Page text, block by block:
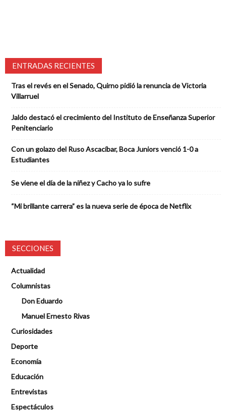
ENTRADAS RECIENTES
Tras el revés en el Senado, Quirno pidió la renuncia de Victoria
Villarruel
Jaldo destacó el crecimiento del Instituto de Enseñanza Superior
Penitenciario
Con un golazo del Ruso Ascacíbar, Boca Juniors venció 1-0 a
Estudiantes
Se viene el día de la niñez y Cacho ya lo sufre
“Mi brillante carrera” es la nueva serie de época de Netflix
SECCIONES
Actualidad
Columnistas
Don Eduardo
Manuel Ernesto Rivas
Curiosidades
Deporte
Economía
Educación
Entrevistas
Espectáculos